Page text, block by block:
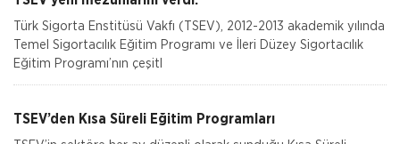
Türk Sigorta Enstitüsü Vakfı (TSEV), 2012-2013 akademik yılında
Temel Sigortacılık Eğitim Programı ve İleri Düzey Sigortacılık
Eğitim Programı’nın çeşitl
TSEV’den Kısa Süreli Eğitim Programları